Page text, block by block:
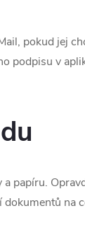
pokud jej
podpisu v
papíru.
na